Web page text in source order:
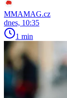
MMAMAG.cz
dnes, 10:35
1 min